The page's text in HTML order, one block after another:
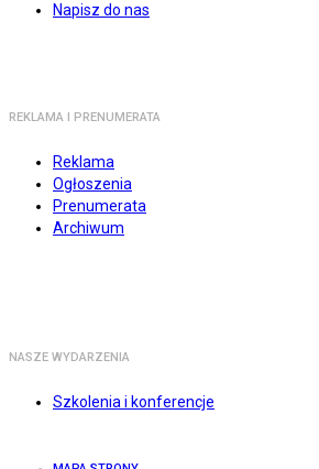
Napisz do nas
REKLAMA I PRENUMERATA
Reklama
Ogłoszenia
Prenumerata
Archiwum
NASZE WYDARZENIA
Szkolenia i konferencje